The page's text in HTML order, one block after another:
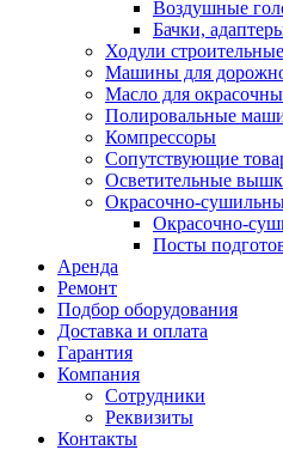
Воздушные
Бачки,
Ходули строительные
Машины для
Масло для
Полировальные
Компрессоры
Сопутствующие
Осветительные
Окрасочно-
Окрасочно-
Посты
Аренда
Ремонт
Подбор оборудования
Доставка и оплата
Гарантия
Компания
Сотрудники
Реквизиты
Контакты